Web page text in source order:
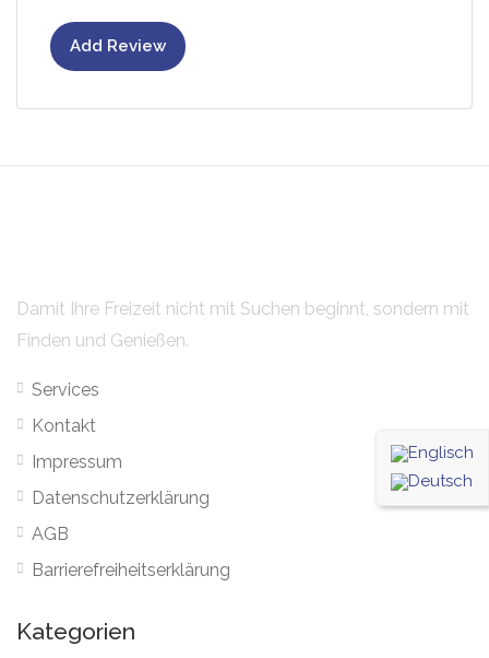
Add Review
Damit Ihre Freizeit nicht mit Suchen beginnt, sondern mit
Finden und Genießen.
Services
Kontakt
Impressum
Datenschutzerklärung
AGB
Barrierefreiheitserklärung
Kategorien